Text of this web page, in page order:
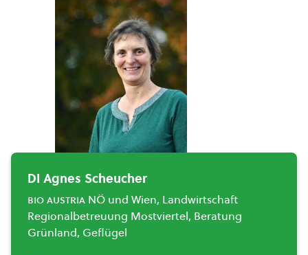
DI Agnes Scheucher
bio austria NÖ und Wien, Landwirtschaft
Regionalbetreuung Mostviertel, Beratung
Grünland, Geflügel